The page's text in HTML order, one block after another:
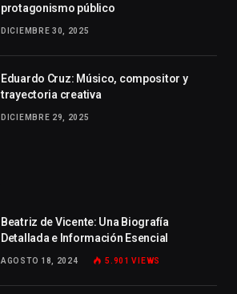
protagonismo público
DICIEMBRE 30, 2025
Eduardo Cruz: Músico, compositor y
trayectoria creativa
DICIEMBRE 29, 2025
Beatriz de Vicente: Una Biografía
Detallada e Información Esencial
AGOSTO 18, 2024 5.901VIEWS